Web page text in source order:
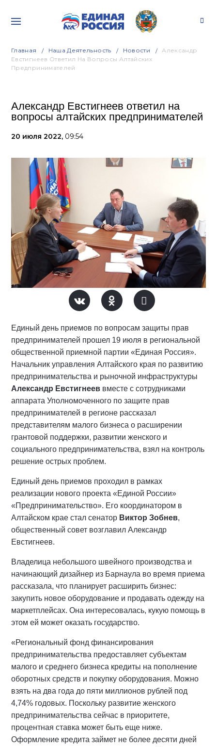
Главная Наша Деятельность Новости
Александр
Евстигнеев Ответил На Вопросы Алтайских
Предпринимателей
Александр Евстигнеев ответил на
вопросы алтайских предпринимателей
20 июля 2022, 09:54
Единый день приемов по вопросам защиты прав
предпринимателей прошел 19 июля в региональной
общественной приемной партии «Единая Россия».
Начальник управления Алтайского края по развитию
предпринимательства и рыночной инфраструктуры
Александр Евстигнеев вместе с сотрудниками
аппарата Уполномоченного по защите прав
предпринимателей в регионе рассказал
представителям малого бизнеса о расширении
грантовой поддержки, развитии женского и
социального предпринимательства, взял на контроль
решение острых проблем.
Единый день приемов проходил в рамках
реализации нового проекта «Единой России»
«Предпринимательство». Его координатором в
Алтайском крае стал сенатор Виктор Зобнев,
общественный совет возглавил Александр
Евстигнеев.
Владелица небольшого швейного производства и
начинающий дизайнер из Барнаула во время приема
рассказала, что планирует расширить бизнес:
закупить новое оборудование и продавать одежду на
маркетплейсах. Она интересовалась, кукую помощь в
этом ей может оказать государство.
«Региональный фонд финансирования
предпринимательства предоставляет субъектам
малого и среднего бизнеса кредиты на пополнение
оборотных средств и покупку оборудования. Можно
взять на два года до пяти миллионов рублей под
4,74% годовых. Поскольку развитие женского
предпринимательства сейчас в приоритете,
процентная ставка может быть еще ниже.
Оформление кредита займет не более десяти дней